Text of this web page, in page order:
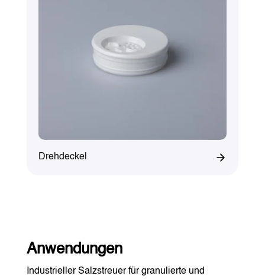
Drehdeckel
Anwendungen
Industrieller Salzstreuer für granulierte und